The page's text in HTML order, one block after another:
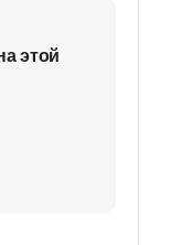
этой